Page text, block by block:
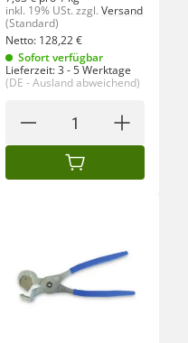
inkl. 19% USt. zzgl. Versand
(Standard)
Netto: 128,22€
Sofort verfügbar
Lieferzeit:3 - 5 Werktage
(DE - Ausland abweichend)
IN DEN WARENKORB